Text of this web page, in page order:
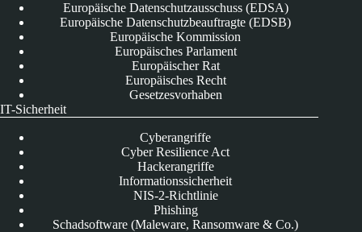
Europäische Datenschutzausschuss (EDSA)
Europäische Datenschutzbeauftragte (EDSB)
Europäische Kommission
Europäisches Parlament
Europäischer Rat
Europäisches Recht
Gesetzesvorhaben
IT-Sicherheit
Cyberangriffe
Cyber Resilience Act
Hackerangriffe
Informationssicherheit
NIS-2-Richtlinie
Phishing
Schadsoftware (Maleware, Ransomware & Co.)